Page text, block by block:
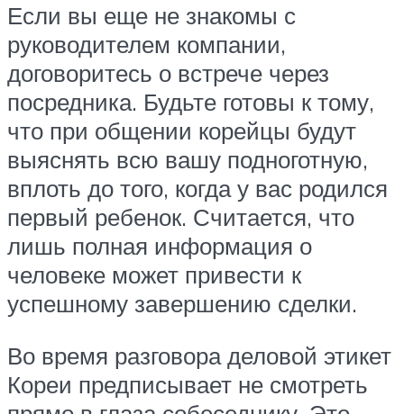
Если вы еще не знакомы с
руководителем компании,
договоритесь о встрече через
посредника. Будьте готовы к тому,
что при общении корейцы будут
выяснять всю вашу подноготную,
вплоть до того, когда у вас родился
первый ребенок. Считается, что
лишь полная информация о
человеке может привести к
успешному завершению сделки.
Во время разговора деловой этикет
Кореи предписывает не смотреть